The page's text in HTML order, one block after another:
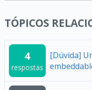
TÓPICOS
4
respostas
[Dúvida]